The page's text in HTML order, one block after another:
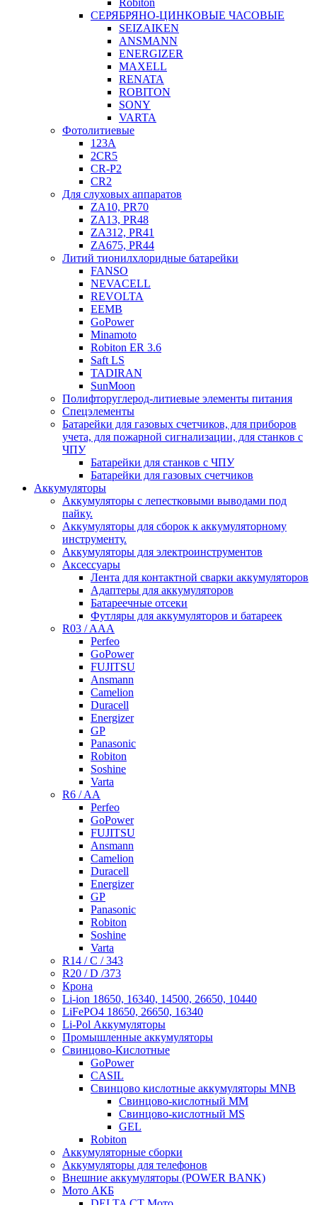
Robiton
СЕРЯБРЯНО-ЦИНКОВЫЕ ЧАСОВЫЕ
SEIZAIKEN
ANSMANN
ENERGIZER
MAXELL
RENATA
ROBITON
SONY
VARTA
Фотолитиевые
123A
2CR5
CR-P2
CR2
Для слуховых аппаратов
ZA10, PR70
ZA13, PR48
ZA312, PR41
ZA675, PR44
Литий тионилхлоридные батарейки
FANSO
NEVACELL
REVOLTA
EEMB
GoPower
Minamoto
Robiton ER 3.6
Saft LS
TADIRAN
SunMoon
Полифторуглерод-литиевые элементы питания
Спецэлементы
Батарейки для газовых счетчиков, для приборов
учета, для пожарной сигнализации, для станков с
ЧПУ
Батарейки для станков с ЧПУ
Батарейки для газовых счетчиков
Аккумуляторы
Аккумуляторы с лепестковыми выводами под
пайку.
Аккумуляторы для сборок к аккумуляторному
инструменту.
Аккумуляторы для электроинструментов
Аксессуары
Лента для контактной сварки аккумуляторов
Адаптеры для аккумуляторов
Батареечные отсеки
Футляры для аккумуляторов и батареек
R03 / AAA
Perfeo
GoPower
FUJITSU
Ansmann
Camelion
Duracell
Energizer
GP
Panasonic
Robiton
Soshine
Varta
R6 / AA
Perfeo
GoPower
FUJITSU
Ansmann
Camelion
Duracell
Energizer
GP
Panasonic
Robiton
Soshine
Varta
R14 / C / 343
R20 / D /373
Крона
Li-ion 18650, 16340, 14500, 26650, 10440
LiFePO4 18650, 26650, 16340
Li-Pol Аккумуляторы
Промышленные аккумуляторы
Свинцово-Кислотные
GoPower
CASIL
Свинцово кислотные аккумуляторы MNB
Cвинцово-кислотный MM
Cвинцово-кислотный MS
GEL
Robiton
Аккумуляторные сборки
Аккумуляторы для телефонов
Внешние аккумуляторы (POWER BANK)
Мото АКБ